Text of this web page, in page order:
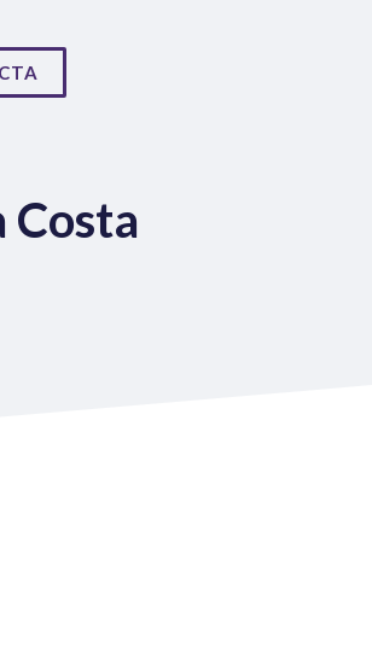
Costa